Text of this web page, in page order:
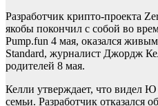
Разработчик крипто-проекта
якобы покончил с собой во
Pump.fun 4 мая, оказался
Standard, журналист Джордж
родителей 8 мая.
Келли утверждает, что видел
семьи. Разработчик отказался